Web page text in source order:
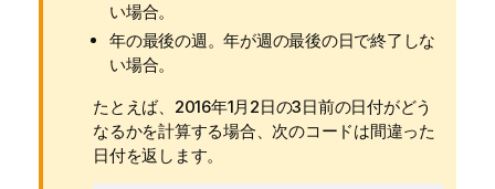
い場合。
年の最後の週。年が週の最後の日で終了しな
い場合。
たとえば、2016年1月2日の3日前の日付がどう
なるかを計算する場合、次のコードは間違った
日付を返します。